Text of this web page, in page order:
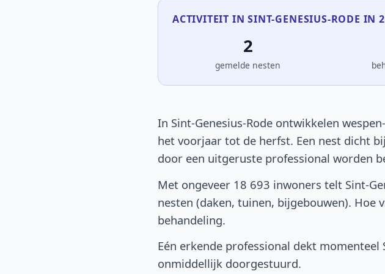
ACTIVITEIT IN SINT-GENESIUS-RODE IN
2
gemelde nesten
In Sint-Genesius-Rode ontwikkelen
het voorjaar tot de herfst. Een nest dicht
door een uitgeruste professional worden
Met ongeveer 18 693 inwoners telt Sint-
nesten (daken, tuinen, bijgebouwen). Hoe
behandeling.
Eén erkende professional dekt
onmiddellijk doorgestuurd.